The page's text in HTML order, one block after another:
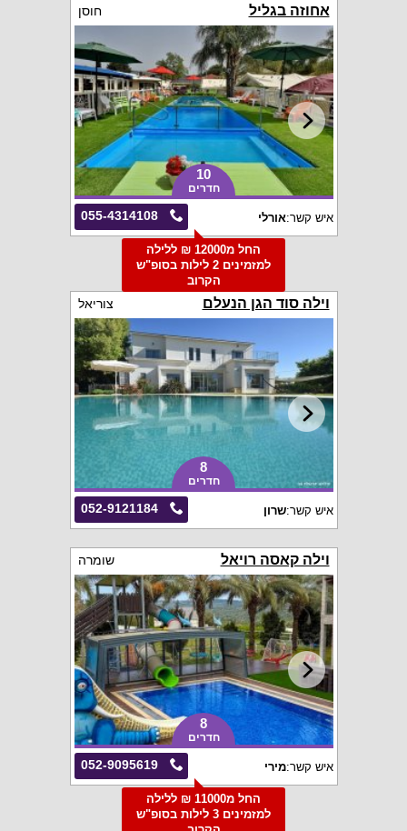
אחוזה בגליל חוסן
10
חדרים
055-4314108 איש קשר:אורלי
החל מ12000 ₪ ללילה
למזמינים 2 לילות בסופ"ש
הקרוב
וילה סוד הגן הנעלם צוריאל
8
חדרים
052-9121184 איש קשר:שרון
וילה קאסה רויאל שומרה
8
חדרים
052-9095619 איש קשר:מירי
החל מ11000 ₪ ללילה
למזמינים 3 לילות בסופ"ש